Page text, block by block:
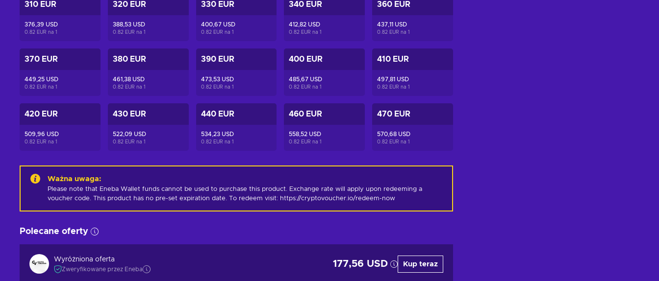
310 EUR
376,39 USD
0.82 EUR na 1
320 EUR
388,53 USD
0.82 EUR na 1
330 EUR
400,67 USD
0.82 EUR na 1
340 EUR
412,82 USD
0.82 EUR na1
360 EUR
437,11 USD
0.82 EUR na1
370 EUR
449,25 USD
0.82 EUR na 1
380 EUR
461,38 USD
0.82 EUR na 1
390 EUR
473,53 USD
0.82 EUR na 1
400 EUR
485,67 USD
0.82 EUR na1
410 EUR
497,81 USD
0.82 EUR na1
420 EUR
509,96 USD
0.82 EUR na 1
430 EUR
522,09 USD
0.82 EUR na 1
440 EUR
534,23 USD
0.82 EUR na 1
460 EUR
558,52 USD
0.82 EUR na1
470 EUR
570,68 USD
0.82 EUR na1
Ważna uwaga:
Please note that Eneba Wallet funds cannot be used to purchase this product. Exchange rate will apply upon redeeming a
voucher code. This product has no pre-set expiration date. To redeem visit: https://cryptovoucher.io/redeem-now
Polecane oferty
Wyróżniona oferta
Zweryfikowane przez Eneba
177,56 USD Kup teraz